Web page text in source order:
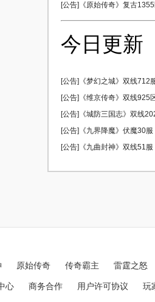
[公告]《原始传奇》复古
今日更新
[公告]《梦幻之城》双线712
[公告]《维京传奇》双线925
[公告]《城防三国志》双线
[公告]《九界降魔》伏魔30
[公告]《九曲封神》双线51
原始传奇 传奇霸主 雷霆之怒
心 商务合作 用户许可协议 玩